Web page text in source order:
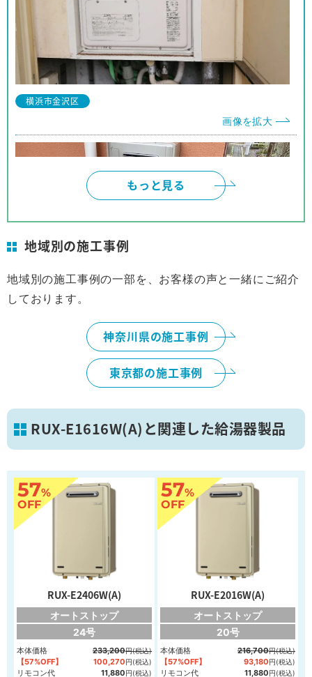
神奈川県 I様
事前の対応から工事に至るまでほぼパーフェクトな
対応でした。
対応も押し付けがましくなく、工事の方も親切で、
他の人にも安心して推薦できます。
横浜市金沢区
画像を拡大
横浜市
葛飾区
もっと見る
地域別の施工事例
地域別の施工事例の一部を、お客様の声と一緒にご紹介
しております。
神奈川県の施工事例
東京都の施工事例
RUX-E1616W(A)と関連した給湯器製品
57%
OFF
RUX-E2406W(A)
オートストップ
24号
本体価格 233,200円(税込)
【57%OFF】 100,270円(税込)
リモコン代 11,880円(税込)
57%
OFF
RUX-E2016W(A)
オートストップ
20号
本体価格 216,700円(税込)
【57%OFF】 93,180円(税込)
リモコン代 11,880円(税込)